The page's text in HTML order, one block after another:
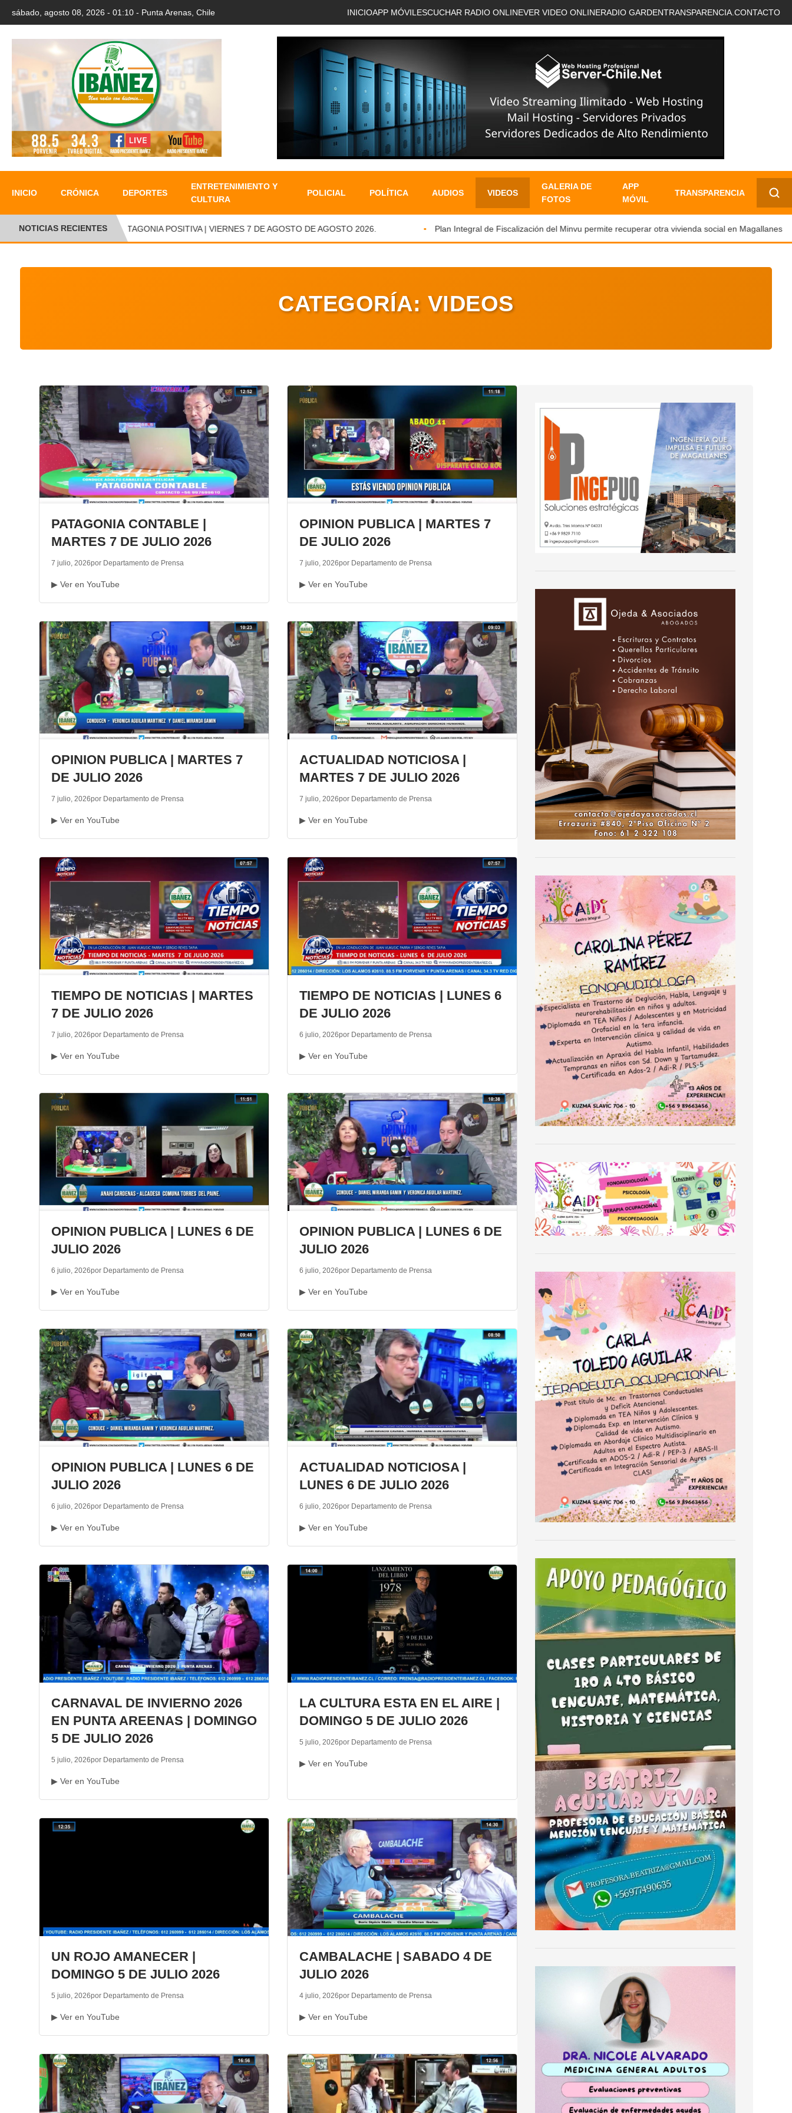
sábado, agosto 08, 2026 - 01:10 - Punta Arenas, Chile INICIOAPP MÓVIL ESCUCHAR RADIO ONLINEVER VIDEO ONLINERADIO GARDENTRANSPARENCIA. CONTACTO
INICIO CRÓNICA DEPORTES
ENTRETENIMIENTO Y
CULTURA
POLICIAL POLÍTICA AUDIOS VIDEOS
GALERIA DE
FOTOS
APP
MÓVIL
TRANSPARENCIA
✕
NOTICIAS RECIENTESPATAGONIA POSITIVA | VIERNES 7 DE AGOSTO DE AGOSTO 2026. Plan Integral de Fiscalización del Minvu permite recuperar otra vivienda social en Magallanes
CATEGORÍA: VIDEOS
PATAGONIA CONTABLE |
MARTES 7 DE JULIO 2026
7 julio, 2026por Departamento de Prensa
▶ Ver en YouTube
OPINION PUBLICA | MARTES 7
DE JULIO 2026
7 julio, 2026por Departamento de Prensa
▶ Ver en YouTube
OPINION PUBLICA | MARTES 7
DE JULIO 2026
7 julio, 2026por Departamento de Prensa
▶ Ver en YouTube
ACTUALIDAD NOTICIOSA |
MARTES 7 DE JULIO 2026
7 julio, 2026por Departamento de Prensa
▶ Ver en YouTube
TIEMPO DE NOTICIAS | MARTES
7 DE JULIO 2026
7 julio, 2026por Departamento de Prensa
▶ Ver en YouTube
TIEMPO DE NOTICIAS | LUNES 6
DE JULIO 2026
6 julio, 2026por Departamento de Prensa
▶ Ver en YouTube
OPINION PUBLICA | LUNES 6 DE
JULIO 2026
6 julio, 2026por Departamento de Prensa
▶ Ver en YouTube
OPINION PUBLICA | LUNES 6 DE
JULIO 2026
6 julio, 2026por Departamento de Prensa
▶ Ver en YouTube
OPINION PUBLICA | LUNES 6 DE
JULIO 2026
6 julio, 2026por Departamento de Prensa
▶ Ver en YouTube
ACTUALIDAD NOTICIOSA |
LUNES 6 DE JULIO 2026
6 julio, 2026por Departamento de Prensa
▶ Ver en YouTube
CARNAVAL DE INVIERNO 2026
EN PUNTA AREENAS | DOMINGO
5 DE JULIO 2026
5 julio, 2026por Departamento de Prensa
▶ Ver en YouTube
LA CULTURA ESTA EN EL AIRE |
DOMINGO 5 DE JULIO 2026
5 julio, 2026por Departamento de Prensa
▶ Ver en YouTube
UN ROJO AMANECER |
DOMINGO 5 DE JULIO 2026
5 julio, 2026por Departamento de Prensa
▶ Ver en YouTube
CAMBALACHE | SABADO 4 DE
JULIO 2026
4 julio, 2026por Departamento de Prensa
▶ Ver en YouTube